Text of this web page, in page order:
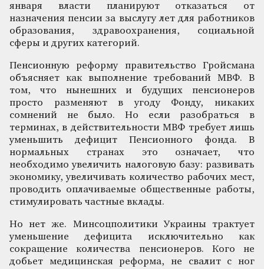
января власти планируют отказаться от
назначения пенсии за выслугу лет для работников
образования, здравоохранения, социальной
сферы и других категорий.
Пенсионную реформу правительство Гройсмана
объясняет как выполнение требований МВФ. В
том, что нынешних и будущих пенсионеров
просто разменяют в угоду Фонду, никаких
сомнений не было. Но если разобраться в
терминах, в действительности МВФ требует лишь
уменьшить дефицит Пенсионного фонда. В
нормальных странах это означает, что
необходимо увеличить налоговую базу: развивать
экономику, увеличивать количество рабочих мест,
проводить оплачиваемые общественные работы,
стимулировать частные вклады.
Но нет же. Минсоцполитики Украины трактует
уменьшение дефицита исключительно как
сокращение количества пенсионеров. Кого не
добьет медицинская реформа, не свалит с ног